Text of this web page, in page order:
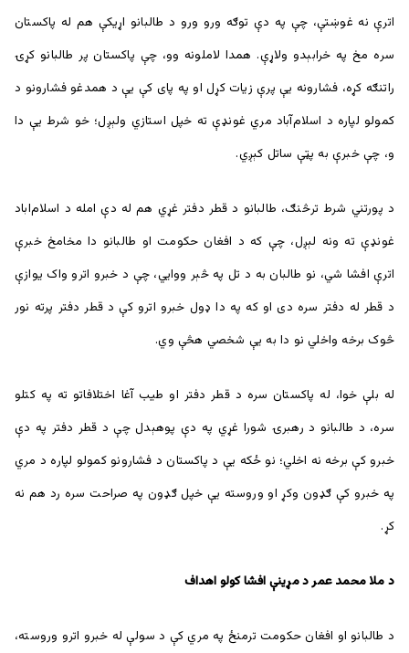
اترې نه غوښتې، چې په دې توګه ورو ورو د طالبانو اړیکې هم له پاکستان
سره مخ په خرابېدو ولاړې. همدا لاملونه وو، چې پاکستان پر طالبانو کړۍ
راتنګه کړه، فشارونه يې پرې زیات کړل او په پای کې يې د همدغو فشارونو د
کمولو لپاره د اسلام‌آباد مري غونډې ته خپل استازي ولېږل؛ خو شرط يې دا
و، چې خبرې به پټې ساتل کېږي.
د پورتني شرط ترڅنګ، طالبانو د قطر دفتر غړي هم له دې امله د اسلام‌اباد
غونډې ته ونه لېږل، چې که د افغان حکومت او طالبانو دا مخامخ خبرې
اترې افشا شي، نو طالبان به د تل په څېر ووايي، چې د خبرو اترو واک یوازې
د قطر له دفتر سره دی او که په دا ډول خبرو اترو کې د قطر دفتر پرته نور
څوک برخه واخلي نو دا به یې شخصي هڅې وي.
له بلې خوا، له پاکستان سره د قطر دفتر او طیب آغا اختلافاتو ته په کتلو
سره، د طالبانو د رهبرۍ شورا غړي په دې پوهېدل چې د قطر دفتر په دې
خبرو کې برخه نه اخلي؛ نو ځکه يې د پاکستان د فشارونو کمولو لپاره د مري
په خبرو کې ګډون وکړ او وروسته يې خپل ګډون په صراحت سره رد هم نه
کړ.
د ملا محمد عمر د مړينې افشا کولو اهداف
د طالبانو او افغان حکومت ترمنځ په مري کې د سولې له خبرو اترو وروسته،